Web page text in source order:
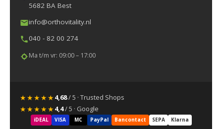
5682 BA Best
info@orthovitality.nl
040 - 82 00 274
Ma t/m vr: 09:00 – 17:00
★★★★★4,68/ 5 · Trusted Shops
★★★★★4,4/ 5 · Google
iDEAL VISA MC PayPal Bancontact SEPA Klarna